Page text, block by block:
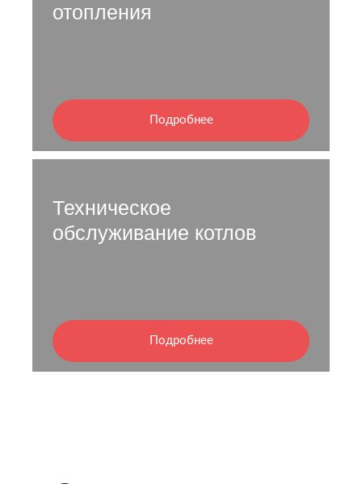
отопления
Подробнее
Техническое
обслуживание котлов
Подробнее